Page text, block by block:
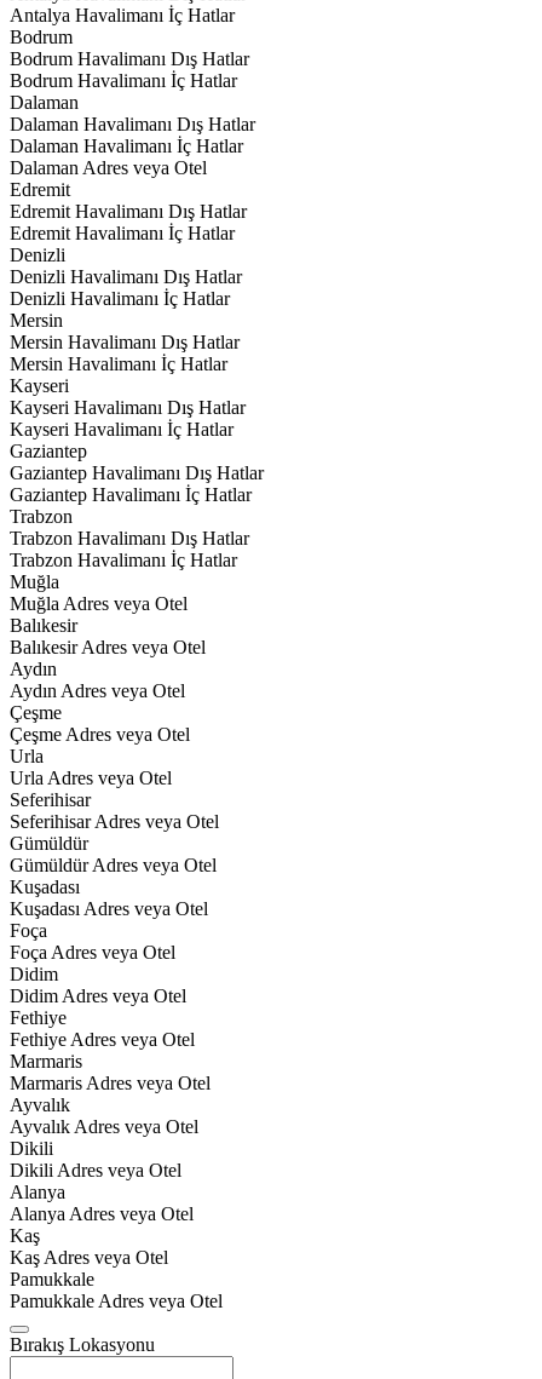
Antalya Havalimanı İç Hatlar
Bodrum
Bodrum Havalimanı Dış Hatlar
Bodrum Havalimanı İç Hatlar
Dalaman
Dalaman Havalimanı Dış Hatlar
Dalaman Havalimanı İç Hatlar
Dalaman Adres veya Otel
Edremit
Edremit Havalimanı Dış Hatlar
Edremit Havalimanı İç Hatlar
Denizli
Denizli Havalimanı Dış Hatlar
Denizli Havalimanı İç Hatlar
Mersin
Mersin Havalimanı Dış Hatlar
Mersin Havalimanı İç Hatlar
Kayseri
Kayseri Havalimanı Dış Hatlar
Kayseri Havalimanı İç Hatlar
Gaziantep
Gaziantep Havalimanı Dış Hatlar
Gaziantep Havalimanı İç Hatlar
Trabzon
Trabzon Havalimanı Dış Hatlar
Trabzon Havalimanı İç Hatlar
Muğla
Muğla Adres veya Otel
Balıkesir
Balıkesir Adres veya Otel
Aydın
Aydın Adres veya Otel
Çeşme
Çeşme Adres veya Otel
Urla
Urla Adres veya Otel
Seferihisar
Seferihisar Adres veya Otel
Gümüldür
Gümüldür Adres veya Otel
Kuşadası
Kuşadası Adres veya Otel
Foça
Foça Adres veya Otel
Didim
Didim Adres veya Otel
Fethiye
Fethiye Adres veya Otel
Marmaris
Marmaris Adres veya Otel
Ayvalık
Ayvalık Adres veya Otel
Dikili
Dikili Adres veya Otel
Alanya
Alanya Adres veya Otel
Kaş
Kaş Adres veya Otel
Pamukkale
Pamukkale Adres veya Otel
Bırakış Lokasyonu